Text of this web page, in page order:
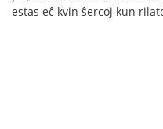
estas eĉ kvin ŝercoj kun